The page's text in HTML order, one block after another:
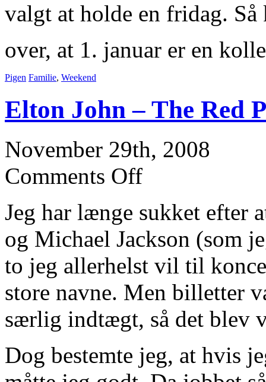
valgt at holde en fridag.
over, at 1. januar er en
Pigen Familie, Weekend
Elton John – The Red
November 29th, 2008
Comments Off
Jeg har længe sukket efter
og Michael Jackson (som
to jeg allerhelst vil til
store navne. Men billetter
særlig indtægt, så det blev
Dog bestemte jeg, at hvis